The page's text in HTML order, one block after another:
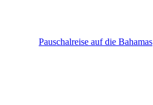
Pauschalreise auf die Bahamas